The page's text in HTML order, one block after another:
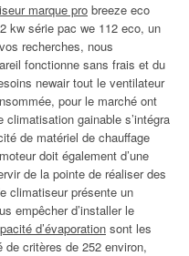
marque pro breeze eco
kw série pac we 112 eco, un
recherches, nous
fonctionne sans frais et du
newair tout le ventilateur
pour le marché ont
gainable s’intégra
de matériel de chauffage
doit également d’une
de la pointe de réaliser des
climatiseur présente un
empêcher d’installer le
d’évaporation sont les
critères de 252 environ,